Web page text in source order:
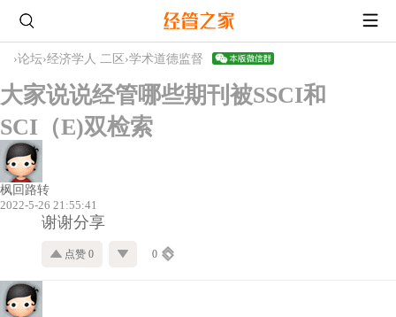
›论坛›经济学人 二区 ›学术道德监督
大家说说经管哪些期刊被SSCI和
SCI（E)双检索
枫回路转
2022-5-26 21:55:41
谢谢分享
点赞 0 0